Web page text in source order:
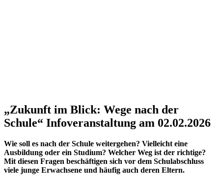
„Zukunft im Blick: Wege nach der
Schule“ Infoveranstaltung am 02.02.2026
Wie soll es nach der Schule weitergehen? Vielleicht eine
Ausbildung oder ein Studium? Welcher Weg ist der richtige?
Mit diesen Fragen beschäftigen sich vor dem Schulabschluss
viele junge Erwachsene und häufig auch deren Eltern.